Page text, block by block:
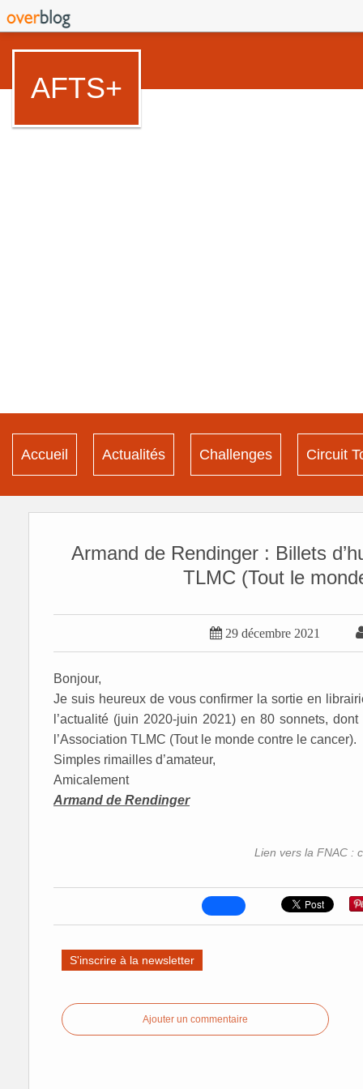
AFTS+
Accueil Actualités Challenges Circuit
Armand de Rendinger : Billets
TLMC (Tout le
 29 décembre 2021
Bonjour,
Je suis heureux de vous confirmer la sortie en
l’actualité (juin 2020-juin 2021) en 80 sonnets,
l’Association TLMC (Tout le monde contre le cancer).
Simples rimailles d’amateur,
Amicalement
Armand de Rendinger
Lien vers la FNAC :
S'inscrire à la newsletter
Ajouter un commentaire